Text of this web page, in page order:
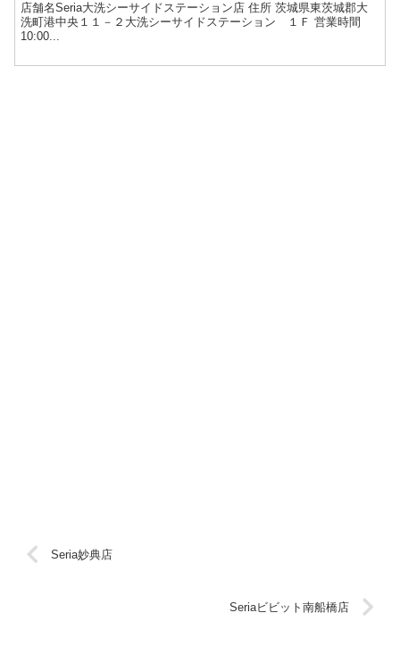
店舗名Seria大洗シーサイドステーション店 住所 茨城県東茨城郡大
洗町港中央１１－２大洗シーサイドステーション １Ｆ 営業時間
10:00...
Seria妙典店
Seriaビビット南船橋店